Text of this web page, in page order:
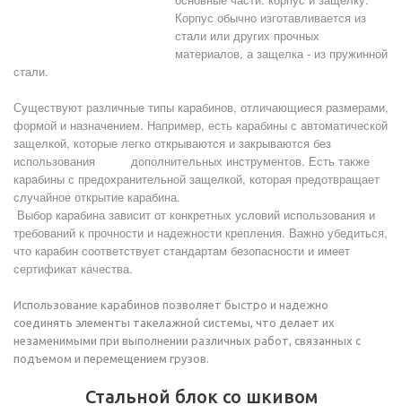
Корпус обычно изготавливается из
стали или других прочных
материалов, а защелка - из пружинной
стали.
Существуют различные типы карабинов, отличающиеся размерами,
формой и назначением. Например, есть карабины с автоматической
защелкой, которые легко открываются и закрываются без
использования дополнительных инструментов. Есть также
карабины с предохранительной защелкой, которая предотвращает
случайное открытие карабина.
Выбор карабина зависит от конкретных условий использования и
требований к прочности и надежности крепления. Важно убедиться,
что карабин соответствует стандартам безопасности и имеет
сертификат качества.
Использование карабинов позволяет быстро и надежно
соединять элементы такелажной системы, что делает их
незаменимыми при выполнении различных работ, связанных с
подъемом и перемещением грузов.
Стальной блок со шкивом